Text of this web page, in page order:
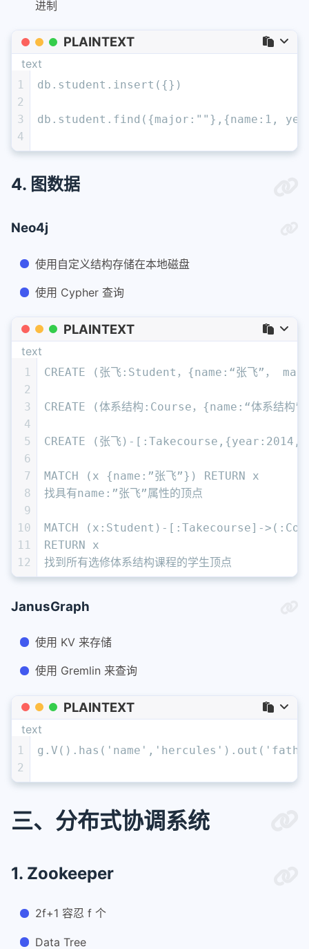
进制
PLAINTEXT
text
1
2
3
4
db.student.insert({})
db.student.find({major:""},{name:1,
4. 图数据
Neo4j
使用自定义结构存储在本地磁盘
使用 Cypher 查询
PLAINTEXT
text
1
2
3
4
5
6
7
8
9
10
11
12
CREATE (张飞:Student，{name:“张飞”，
CREATE (体系结构:Course，{name:“体系结构
CREATE (张飞)‐[:Takecourse,{year:2014,
MATCH (x {name:”张飞”}) RETURN x
找具有name:”张飞”属性的顶点
MATCH
RETURN x
找到所有选修体系结构课程的学生顶点
JanusGraph
使用 KV 来存储
使用 Gremlin 来查询
PLAINTEXT
text
1
2
三、分布式协调系统
1. Zookeeper
2f+1 容忍 f 个
Data Tree